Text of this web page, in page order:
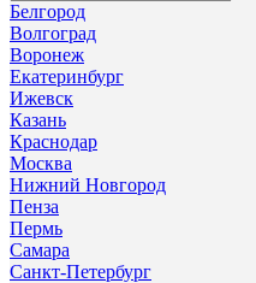
Белгород
Волгоград
Воронеж
Екатеринбург
Ижевск
Казань
Краснодар
Москва
Нижний Новгород
Пенза
Пермь
Самара
Санкт-Петербург